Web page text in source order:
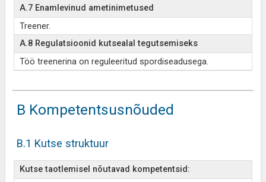
A.7 Enamlevinud ametinimetused
Treener.
A.8 Regulatsioonid kutsealal tegutsemiseks
Töö treenerina on reguleeritud spordiseadusega.
B Kompetentsusnõuded
B.1 Kutse struktuur
Kutse taotlemisel nõutavad kompetentsid: